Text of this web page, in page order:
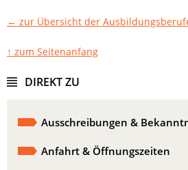
← zur Übersicht der
↑ zum Seitenanfang
DIREKT ZU
Ausschreibungen &
Anfahrt & Öffnungszeiten